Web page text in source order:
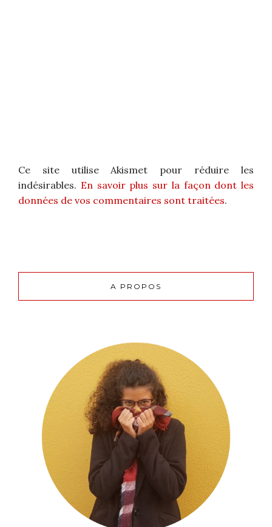
Ce site utilise Akismet pour réduire les
indésirables. En savoir plus sur la façon dont les
données de vos commentaires sont traitées.
A PROPOS